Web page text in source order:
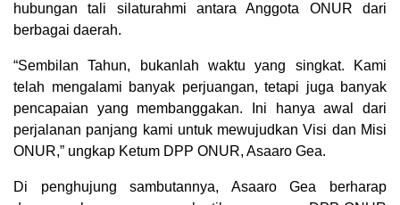
hubungan tali silaturahmi antara Anggota ONUR dari
berbagai daerah.
“Sembilan Tahun, bukanlah waktu yang singkat. Kami
telah mengalami banyak perjuangan, tetapi juga banyak
pencapaian yang membanggakan. Ini hanya awal dari
perjalanan panjang kami untuk mewujudkan Visi dan Misi
ONUR,” ungkap Ketum DPP ONUR, Asaaro Gea.
Di penghujung sambutannya, Asaaro Gea berharap